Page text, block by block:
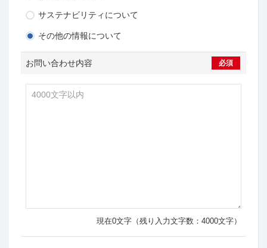
サステナビリティについて
その他の情報について
必須
お問い合わせ内容
現在0文字（残り入力文字数： 4000文字）